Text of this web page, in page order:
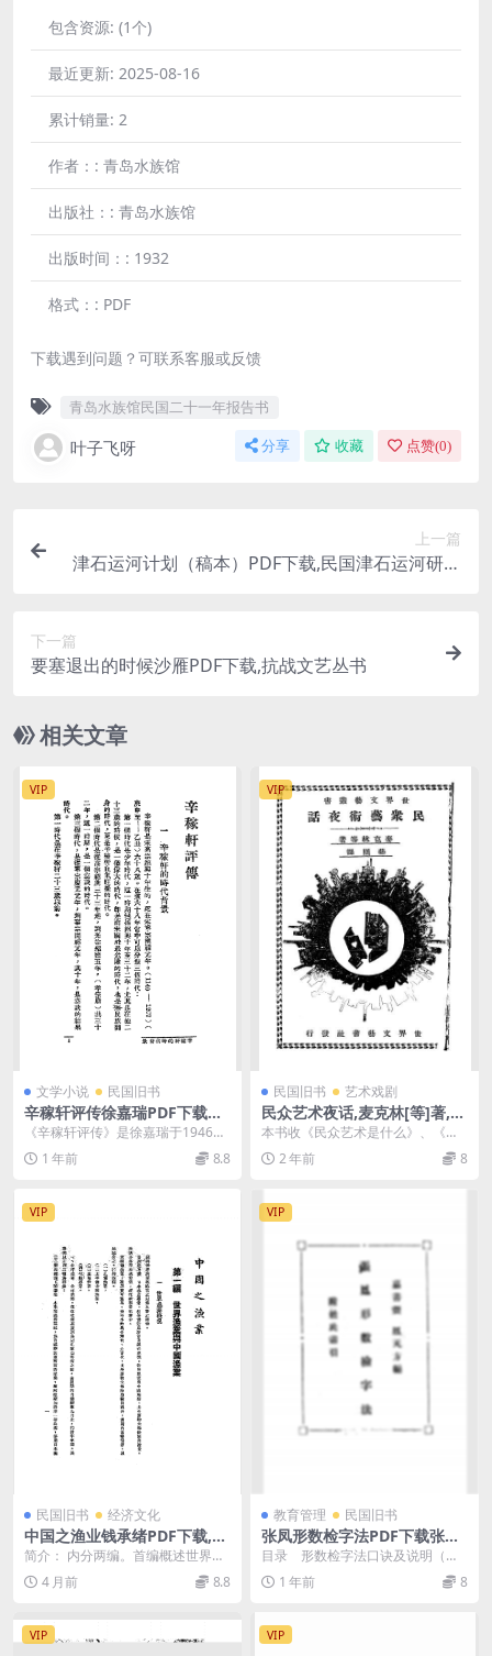
包含资源: (1个)
最近更新: 2025-08-16
累计销量: 2
作者：: 青岛水族馆
出版社：: 青岛水族馆
出版时间：: 1932
格式：: PDF
下载遇到问题？可联系客服或反馈
青岛水族馆民国二十一年报告书
叶子飞呀 分享 收藏 点赞(0)
上一篇
津石运河计划（稿本）PDF下载,民国津石运河研究
下一篇
要塞退出的时候沙雁PDF下载,抗战文艺丛书
相关文章
VIP
文学小说 民国旧书
辛稼轩评传徐嘉瑞PDF下载，
辛稼轩史料
《辛稼轩评传》是徐嘉瑞于1946年
撰写的辛弃疾研究专著（文通书局
出版）。作者以深...
1 年前 8.8
VIP
民国旧书 艺术戏剧
民众艺术夜话,麦克林[等]著,世
界文艺书社
本书收《民众艺术是什么》、《民
众艺术底要素》、《民众艺术底种
类》、《民众艺术与教...
2 年前 8
VIP
民国旧书 经济文化
中国之渔业钱承绪PDF下载,近
代中国渔业经济研究史料
简介： 内分两编。首编概述世界渔
业及中国渔产资源，特别介绍了江
苏、浙江、山东、江...
4 月前 8.8
VIP
教育管理 民国旧书
张凤形数检字法PDF下载张凤
编
目录 形数检字法口诀及说明（悬
赏字案一） 检字正例一条 排字附
例一条...
1 年前 8
VIP VIP